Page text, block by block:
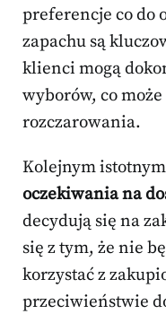
preferencje co do
zapachu są
klienci mogą
wyborów, co
rozczarowania.
Kolejnym
oczekiwania na
decydują się na
się z tym, że nie
korzystać z
przeciwieństwie